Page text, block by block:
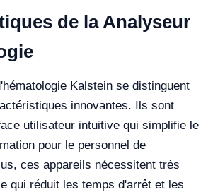
de la Analyseur
Kalstein se distinguent
innovantes. Ils sont
utilisateur intuitive qui simplifie le
pour le personnel de
ces appareils nécessitent très
qui réduit les temps d'arrêt et les